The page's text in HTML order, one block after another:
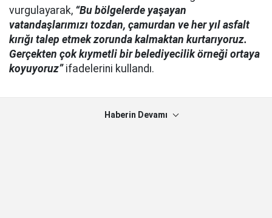
vurgulayarak, “Bu bölgelerde yaşayan
vatandaşlarımızı tozdan, çamurdan ve her yıl asfalt
kırığı talep etmek zorunda kalmaktan kurtarıyoruz.
Gerçekten çok kıymetli bir belediyecilik örneği ortaya
koyuyoruz”ifadelerini kullandı.
Haberin Devamı